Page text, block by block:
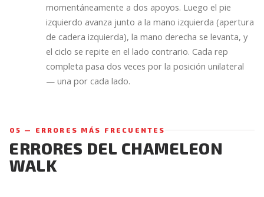
momentáneamente a dos apoyos. Luego el pie
izquierdo avanza junto a la mano izquierda (apertura
de cadera izquierda), la mano derecha se levanta, y
el ciclo se repite en el lado contrario. Cada rep
completa pasa dos veces por la posición unilateral
— una por cada lado.
05 — ERRORES MÁS FRECUENTES
ERRORES DEL CHAMELEON
WALK